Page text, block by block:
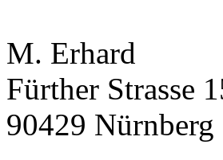
M. Erhard
Fürther Strasse
90429 Nürnberg